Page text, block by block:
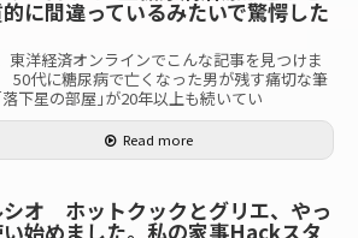
に間違っているみたいで驚愕した
東洋経済オンラインでこんな記事を見つけま
50代に糖尿病で亡くなった男が残す痛切な筆
下星の部屋｣が20年以上も続いてい
Read more
シオ ホットクックとグリエ、やっ
い始めました。私の家事Hackスタ